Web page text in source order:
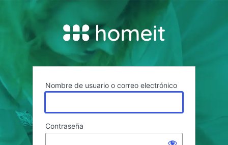
Acceder
Nombre de usuario o correo electrónico
Contraseña